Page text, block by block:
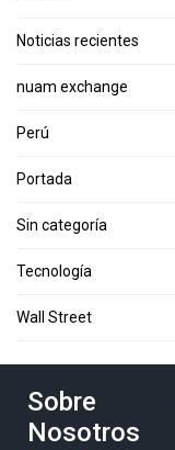
Noticias recientes
nuam exchange
Perú
Portada
Sin categoría
Tecnología
Wall Street
Sobre
Nosotros